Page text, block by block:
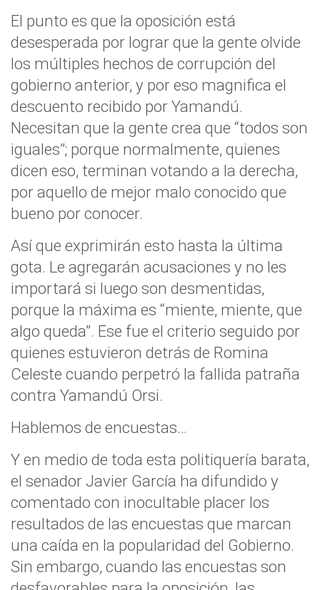
El punto es que la oposición está
desesperada por lograr que la gente olvide
los múltiples hechos de corrupción del
gobierno anterior, y por eso magnifica el
descuento recibido por Yamandú.
Necesitan que la gente crea que “todos son
iguales”; porque normalmente, quienes
dicen eso, terminan votando a la derecha,
por aquello de mejor malo conocido que
bueno por conocer.
Así que exprimirán esto hasta la última
gota. Le agregarán acusaciones y no les
importará si luego son desmentidas,
porque la máxima es “miente, miente, que
algo queda”. Ese fue el criterio seguido por
quienes estuvieron detrás de Romina
Celeste cuando perpetró la fallida patraña
contra Yamandú Orsi.
Hablemos de encuestas…
Y en medio de toda esta politiquería barata,
el senador Javier García ha difundido y
comentado con inocultable placer los
resultados de las encuestas que marcan
una caída en la popularidad del Gobierno.
Sin embargo, cuando las encuestas son